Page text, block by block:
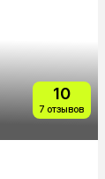
10
7 отзывов